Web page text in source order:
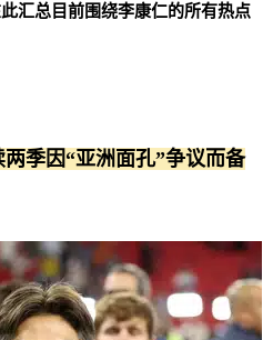
汇总目前围绕李康仁的所有热点
季因“亚洲面孔”争议而备